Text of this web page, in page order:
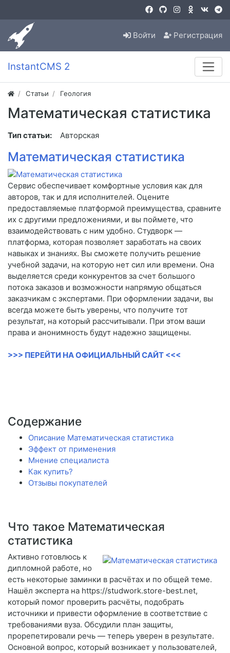
Войти Регистрация
InstantCMS 2
Статьи Геология
Математическая статистика
Тип статьи: Авторская
Математическая статистика
Сервис обеспечивает комфортные условия как для
авторов, так и для исполнителей. Оцените
предоставляемые платформой преимущества, сравните
их с другими предложениями, и вы поймете, что
взаимодействовать с ним удобно. Студворк —
платформа, которая позволяет заработать на своих
навыках и знаниях. Вы сможете получить решение
учебной задачи, на которую нет сил или времени. Она
выделяется среди конкурентов за счет большого
потока заказов и возможности напрямую общаться
заказчикам с экспертами. При оформлении задачи, вы
всегда можете быть уверены, что получите тот
результат, на который рассчитывали. При этом ваши
права и анонимность будут надежно защищены.
>>> ПЕРЕЙТИ НА ОФИЦИАЛЬНЫЙ САЙТ <<<
Содержание
Описание Математическая статистика
Эффект от применения
Мнение специалиста
Как купить?
Отзывы покупателей
Что такое Математическая
статистика
Активно готовлюсь к
дипломной работе, но
есть некоторые заминки в расчётах и по общей теме.
Нашёл эксперта на https://studwork.store-best.net,
который помог проверить расчёты, подобрать
источники и привести оформление в соответствие с
требованиями вуза. Обсудили план защиты,
прорепетировали речь — теперь уверен в результате.
Основной вопрос, который возникает у пользователей,